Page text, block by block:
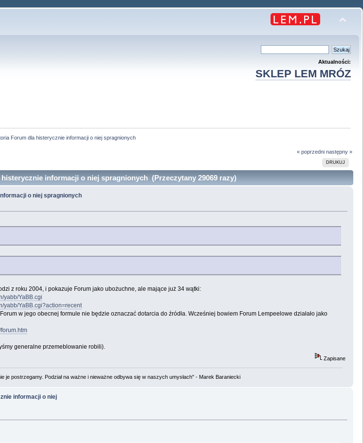
Aktualności:
SKLEP LEM MRÓZ
Forum dla histerycznie informacji o niej spragnionych
« poprzedni następny »
DRUKUJ
informacji o niej spragnionych (Przeczytany 29069 razy)
o niej spragnionych
z roku 2004, i pokazuje Forum jako ubożuchne, ale mające już 34 wątki:
yabb/YaBB.cgi
yabb/YaBB.cgi?action=recent
w jego obecnej formule nie będzie oznaczać dotarcia do źródła. Wcześniej bowiem Forum Lempeelowe działało jako
generalne przemeblowanie robili).
Zapisane
postrzegamy. Podział na ważne i nieważne odbywa się w naszych umysłach" - Marek Baraniecki
informacji o niej